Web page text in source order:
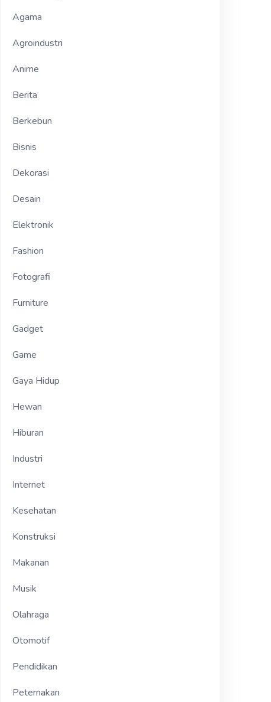
Agama
Agroindustri
Anime
Berita
Berkebun
Bisnis
Dekorasi
Desain
Elektronik
Fashion
Fotografi
Furniture
Gadget
Game
Gaya Hidup
Hewan
Hiburan
Industri
Internet
Kesehatan
Konstruksi
Makanan
Musik
Olahraga
Otomotif
Pendidikan
Peternakan